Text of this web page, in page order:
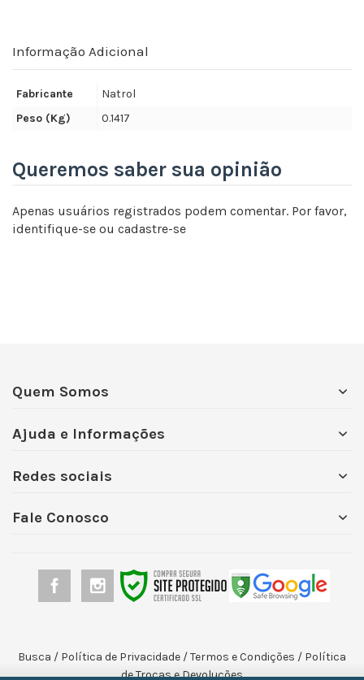
Informação Adicional
Fabricante
Natrol
Peso (Kg)
0.1417
Queremos saber sua opinião
Apenas usuários registrados podem comentar. Por favor,
identifique-se ou cadastre-se
Quem Somos
Ajuda e Informações
Redes sociais
Fale Conosco
Busca / Política de Privacidade /Termos e Condições / Política
de Trocas e Devoluções